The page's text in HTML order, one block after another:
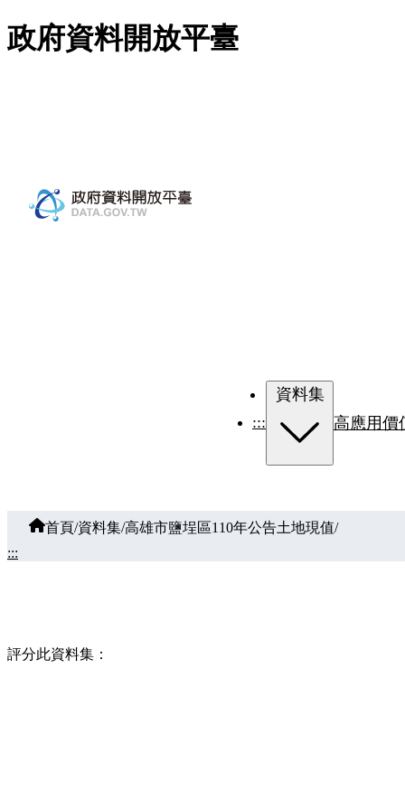
跳至主要內容
政府資料開放平臺
:::
資料集
高應用價
首頁/資料集/高雄市鹽埕區110年公告土地現值/
:::
評分此資料集：